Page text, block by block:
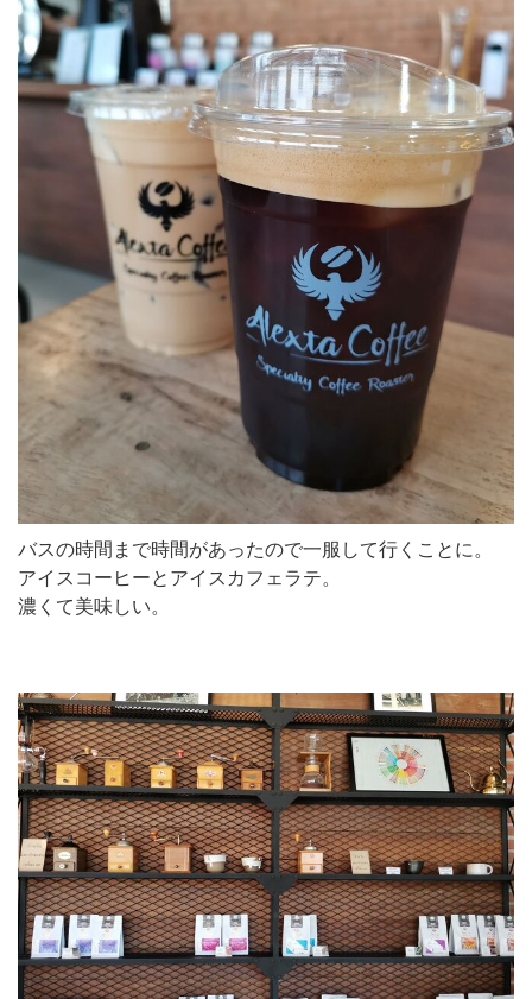
バスの時間まで時間があったので一服して行くことに。
アイスコーヒーとアイスカフェラテ。
濃くて美味しい。